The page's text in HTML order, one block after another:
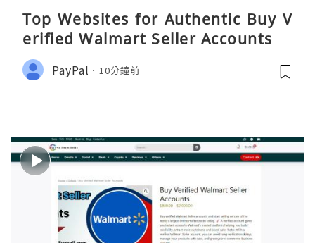
Top Websites for Authentic Buy V
erified Walmart Seller Accounts
PayPal 10分鐘前